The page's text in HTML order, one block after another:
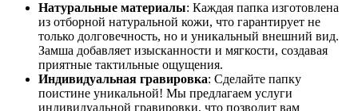
Натуральные материалы: Каждая папка изготовлена
из отборной натуральной кожи, что гарантирует не
только долговечность, но и уникальный внешний вид.
Замша добавляет изысканности и мягкости, создавая
приятные тактильные ощущения.
Индивидуальная гравировка: Сделайте папку
поистине уникальной! Мы предлагаем услуги
индивидуальной гравировки, что позволит вам